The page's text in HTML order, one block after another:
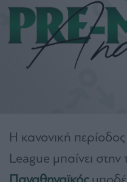
Η κανονική
League μπαίνει στην